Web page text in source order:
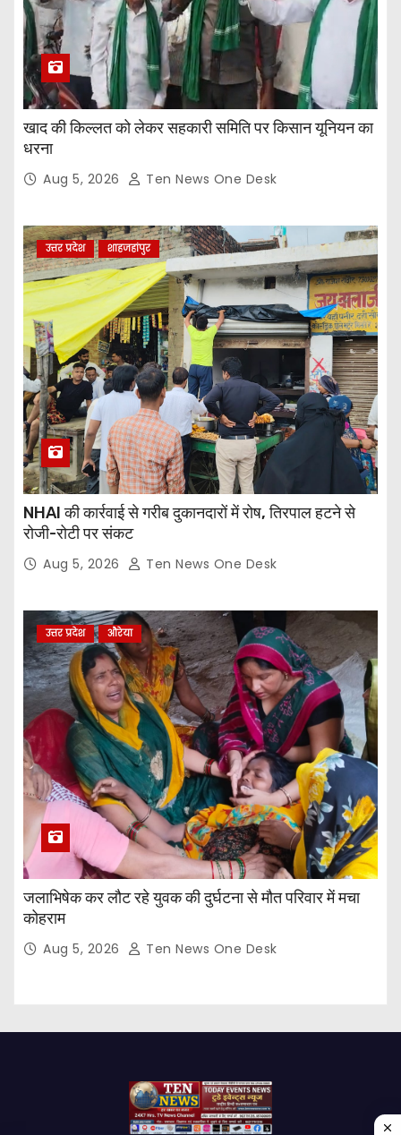
खाद की किल्लत को लेकर सहकारी समिति पर किसान यूनियन का
धरना
Aug 5, 2026 Ten News One Desk
उत्तर प्रदेश शाहजहांपुर
NHAI की कार्रवाई से गरीब दुकानदारों में रोष, तिरपाल हटने से
रोजी-रोटी पर संकट
Aug 5, 2026 Ten News One Desk
उत्तर प्रदेश औरेया
जलाभिषेक कर लौट रहे युवक की दुर्घटना से मौत परिवार में मचा
कोहराम
Aug 5, 2026 Ten News One Desk